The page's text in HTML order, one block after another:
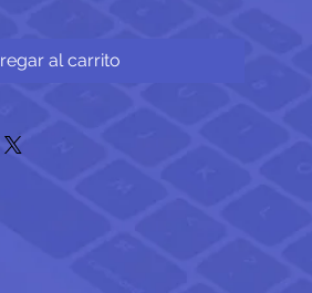
al carrito